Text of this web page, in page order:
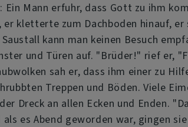
Mann erfuhr, dass Gott zu ihm
kletterte zum Dachboden hinauf,
kann man keinen Besuch
und Türen auf. "Brüder!" rief
sah er, dass ihm einer zu
Treppen und Böden. Viele
Dreck an allen Ecken und Enden.
es Abend geworden war, gingen